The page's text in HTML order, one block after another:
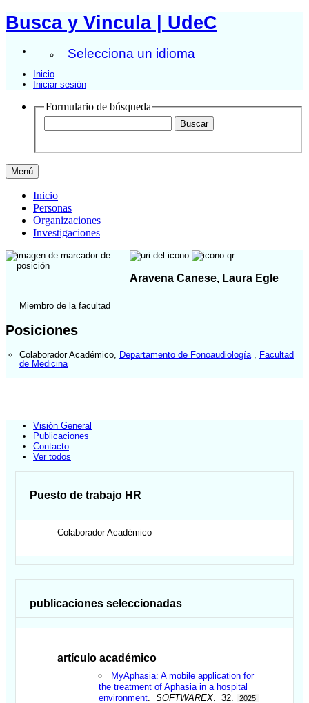
Busca y Vincula | UdeC
Selecciona un idioma
Inicio
Iniciar sesión
Formulario de búsqueda
Menú
Inicio
Personas
Organizaciones
Investigaciones
Aravena Canese, Laura Egle
Miembro de la facultad
Posiciones
Colaborador Académico Departamento de Fonoaudiología
Facultad
de Medicina
Visión General
Publicaciones
Contacto
Ver todos
Puesto de trabajo HR
Colaborador Académico
publicaciones seleccionadas
artículo académico
MyAphasia: A mobile application for
the treatment of Aphasia in a hospital
environment .SOFTWAREX . 32. 2025